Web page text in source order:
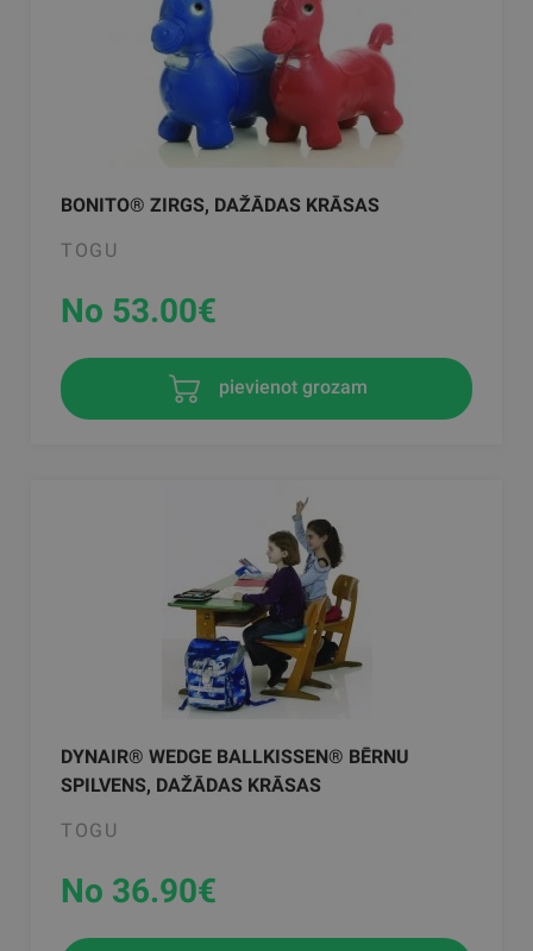
BONITO® ZIRGS, DAŽĀDAS KRĀSAS
TOGU
No 53.00€
pievienot grozam
DYNAIR® WEDGE BALLKISSEN® BĒRNU
SPILVENS, DAŽĀDAS KRĀSAS
TOGU
No 36.90€